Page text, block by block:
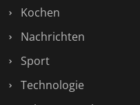
Kochen
Nachrichten
Sport
Technologie